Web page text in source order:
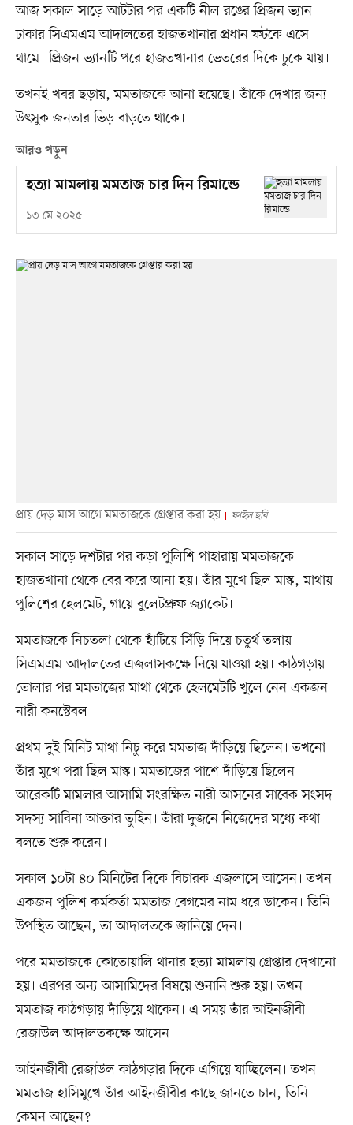
আজ সকাল সাড়ে আটটার পর একটি নীল রঙের প্রিজন ভ্যান
ঢাকার সিএমএম আদালতের হাজতখানার প্রধান ফটকে এসে
থামে। প্রিজন ভ্যানটি পরে হাজতখানার ভেতরের দিকে ঢুকে যায়।
তখনই খবর ছড়ায়, মমতাজকে আনা হয়েছে। তাঁকে দেখার জন্য
উৎসুক জনতার ভিড় বাড়তে থাকে।
আরও পড়ুন
হত্যা মামলায় মমতাজ চার দিন রিমান্ডে
১৩ মে ২০২৫
প্রায় দেড় মাস আগে মমতাজকে গ্রেপ্তার করা হয় ফাইল ছবি
সকাল সাড়ে দশটার পর কড়া পুলিশি পাহারায় মমতাজকে
হাজতখানা থেকে বের করে আনা হয়। তাঁর মুখে ছিল মাস্ক, মাথায়
পুলিশের হেলমেট, গায়ে বুলেটপ্রুফ জ্যাকেট।
মমতাজকে নিচতলা থেকে হাঁটিয়ে সিঁড়ি দিয়ে চতুর্থ তলায়
সিএমএম আদালতের এজলাসকক্ষে নিয়ে যাওয়া হয়। কাঠগড়ায়
তোলার পর মমতাজের মাথা থেকে হেলমেটটি খুলে নেন একজন
নারী কনস্টেবল।
প্রথম দুই মিনিট মাথা নিচু করে মমতাজ দাঁড়িয়ে ছিলেন। তখনো
তাঁর মুখে পরা ছিল মাস্ক। মমতাজের পাশে দাঁড়িয়ে ছিলেন
আরেকটি মামলার আসামি সংরক্ষিত নারী আসনের সাবেক সংসদ
সদস্য সাবিনা আক্তার তুহিন। তাঁরা দুজনে নিজেদের মধ্যে কথা
বলতে শুরু করেন।
সকাল ১০টা ৪০ মিনিটের দিকে বিচারক এজলাসে আসেন। তখন
একজন পুলিশ কর্মকর্তা মমতাজ বেগমের নাম ধরে ডাকেন। তিনি
উপস্থিত আছেন, তা আদালতকে জানিয়ে দেন।
পরে মমতাজকে কোতোয়ালি থানার হত্যা মামলায় গ্রেপ্তার দেখানো
হয়। এরপর অন্য আসামিদের বিষয়ে শুনানি শুরু হয়। তখন
মমতাজ কাঠগড়ায় দাঁড়িয়ে থাকেন। এ সময় তাঁর আইনজীবী
রেজাউল আদালতকক্ষে আসেন।
আইনজীবী রেজাউল কাঠগড়ার দিকে এগিয়ে যাচ্ছিলেন। তখন
মমতাজ হাসিমুখে তাঁর আইনজীবীর কাছে জানতে চান, তিনি
কেমন আছেন?